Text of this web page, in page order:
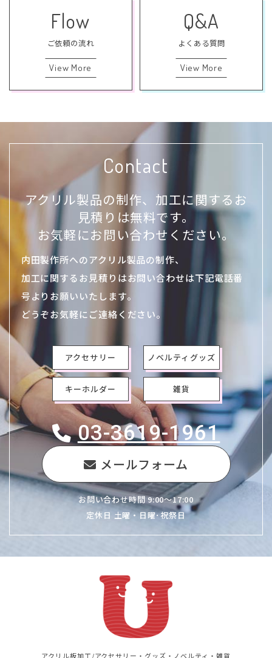
Flow
ご依頼の流れ
View More
Q&A
よくある質問
View More
Contact
アクリル製品の制作、加工に関するお
見積りは無料です。
お気軽にお問い合わせください。
内田製作所へのアクリル製品の制作、
加工に関するお見積りはお問い合わせは下記電話番
号よりお願いいたします。
どうぞお気軽にご連絡ください。
アクセサリー ノベルティグッズ
キーホルダー 雑貨
03-3619-1961
メールフォーム
お問い合わせ時間 9:00～17:00
定休日 土曜・日曜･祝祭日
アクリル板加工/アクセサリー・グッズ・ノベルティ・雑貨